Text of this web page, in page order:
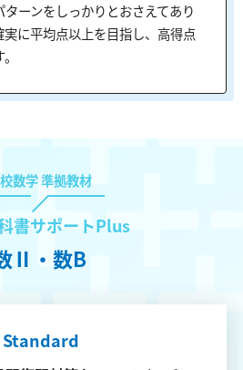
ーンをしっかりとおさえてあり
に平均点以上を目指し、高得点
数学 準拠教材
書サポートPlus
Ⅱ・数B
Standard